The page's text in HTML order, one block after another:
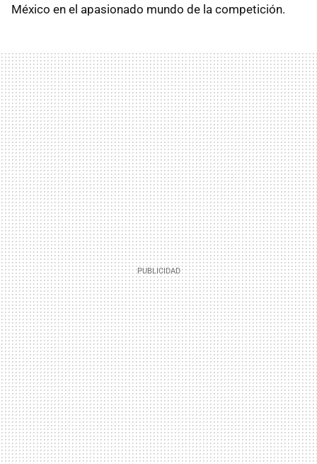
México en el apasionado mundo de la competición.